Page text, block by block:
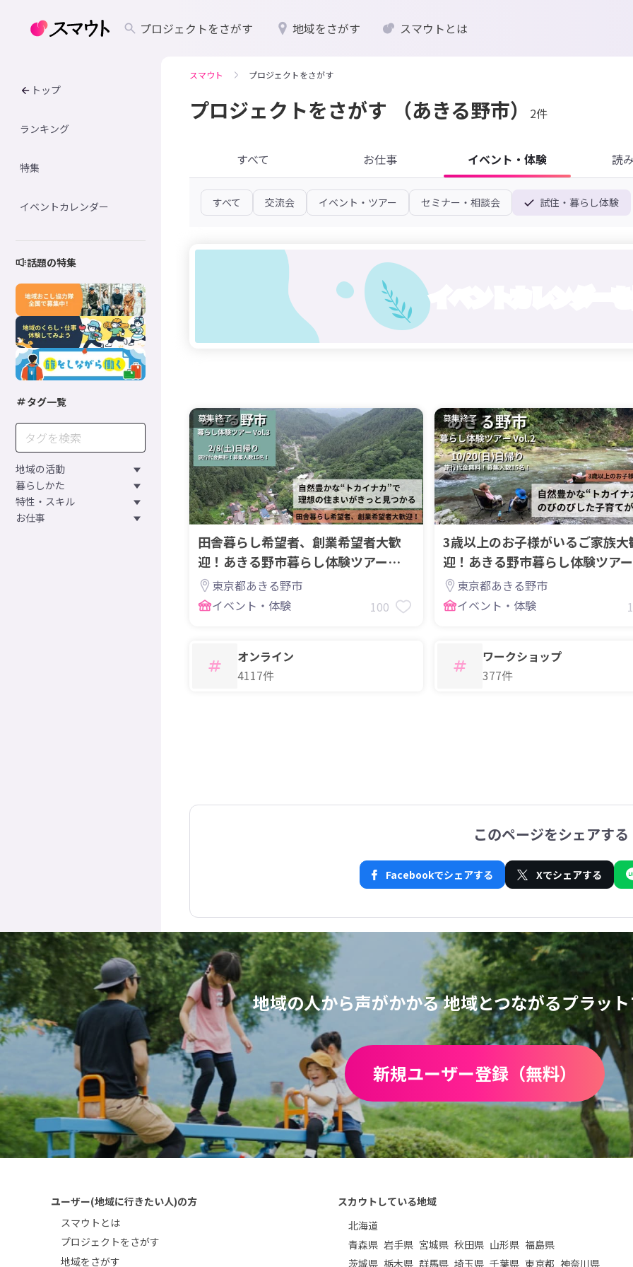
プロジェクトをさがす 地域をさがす スマウトとは
トップ
ランキング
特集
イベントカレンダー
話題の特集
タグ一覧
地域の活動
暮らしかた
特性・スキル
お仕事
スマウト プロジェクトをさがす
プロジェクトをさがす （あきる野市） 2件
すべて お仕事 イベント・体験 読
すべて 交流会 イベント・ツアー セミナー・相談会 試住・暮らし体験
募集終了
田舎暮らし希望者、創業希望者大歓
迎！あきる野市暮らし体験ツアー
Vol.3
東京都あきる野市
イベント・体験
100
募集終了
3歳以上のお子様がいるご家族大
迎！あきる野市暮らし体験ツアー
Vol.2
東京都あきる野市
イベント・体験
オンライン
4117件
ワークショップ
377件
このページをシェアする
Facebookでシェアする Xでシェアする
地域の人から声がかかる地域とつながるプラッ
新規ユーザー登録（無料）
ユーザー(地域に行きたい人)の方
スマウトとは
プロジェクトをさがす
地域をさがす
スカウトしている地域
北海道
青森県 岩手県 宮城県 秋田県 山形県 福島県
茨城県 栃木県 群馬県 埼玉県 千葉県 東京都 神奈川県